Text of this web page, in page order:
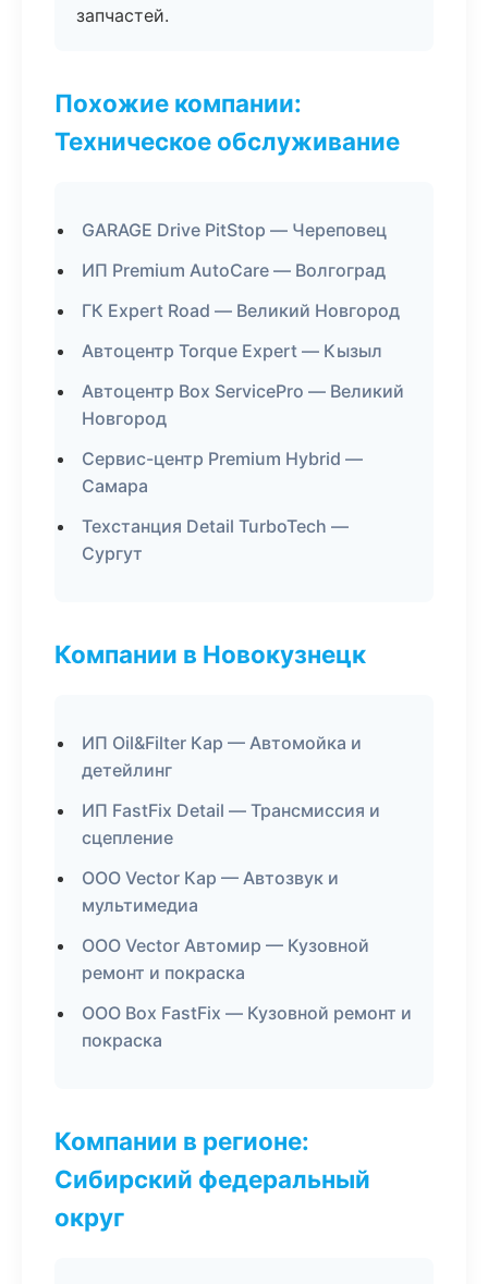
запчастей.
Похожие компании:
Техническое обслуживание
GARAGE Drive PitStop — Череповец
ИП Premium AutoCare — Волгоград
ГК Expert Road — Великий Новгород
Автоцентр Torque Expert — Кызыл
Автоцентр Box ServicePro — Великий
Новгород
Сервис-центр Premium Hybrid —
Самара
Техстанция Detail TurboTech —
Сургут
Компании в Новокузнецк
ИП Oil&Filter Кар — Автомойка и
детейлинг
ИП FastFix Detail — Трансмиссия и
сцепление
ООО Vector Кар — Автозвук и
мультимедиа
ООО Vector Автомир — Кузовной
ремонт и покраска
ООО Box FastFix — Кузовной ремонт и
покраска
Компании в регионе:
Сибирский федеральный
округ